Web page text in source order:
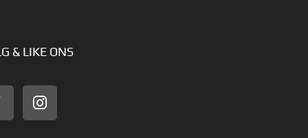
& LIKE ONS